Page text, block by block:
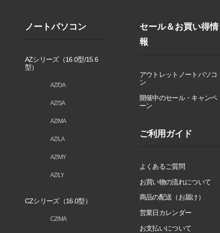
ノートパソコン
AZシリーズ（16.0型/15.6
型）
AZ/DA
AZ/SA
AZ/MA
AZ/LA
AZ/MY
AZ/LY
CZシリーズ（16.0型）
CZ/MA
セール＆お買い得情
報
アウトレットノートパソコ
ン
開催中のセール・キャンペ
ーン
ご利用ガイド
よくあるご質問
お買い物の流れについて
商品の配送（お届け）
営業日カレンダー
お支払いについて